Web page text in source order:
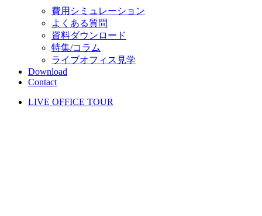
費用シミュレーション
よくある質問
資料ダウンロード
特集/コラム
ライブオフィス見学
Download
Contact
LIVE OFFICE TOUR